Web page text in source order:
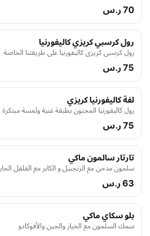
70 ر.س
رول كرسبي كريزي كاليفورنيا
رول كرسبي كريزي كاليفورنيا على طريقتنا الخاصة
75 ر.س
لفة كاليفورنيا كريزي
رول كاليفورنيا المجنون بطبقة غنية ولمسة مبتكرة
75 ر.س
تارتار سالمون ماكي
سلمون مدخن مع الزنجبيل و الكابر مع الفلفل الحار
63 ر.س
بلو سكاي ماكي
سمك السلمون مع الخيار والجبن والأفوكادو